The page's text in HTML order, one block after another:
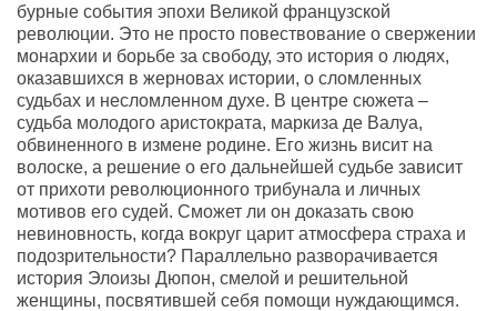
бурные события эпохи Великой французской
революции. Это не просто повествование о свержении
монархии и борьбе за свободу, это история о людях,
оказавшихся в жерновах истории, о сломленных
судьбах и несломленном духе. В центре сюжета –
судьба молодого аристократа, маркиза де Валуа,
обвиненного в измене родине. Его жизнь висит на
волоске, а решение о его дальнейшей судьбе зависит
от прихоти революционного трибунала и личных
мотивов его судей. Сможет ли он доказать свою
невиновность, когда вокруг царит атмосфера страха и
подозрительности? Параллельно разворачивается
история Элоизы Дюпон, смелой и решительной
женщины, посвятившей себя помощи нуждающимся.